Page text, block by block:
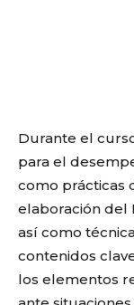
Durante el
para el
como prácticas
elaboración del
así como
contenidos
los elementos